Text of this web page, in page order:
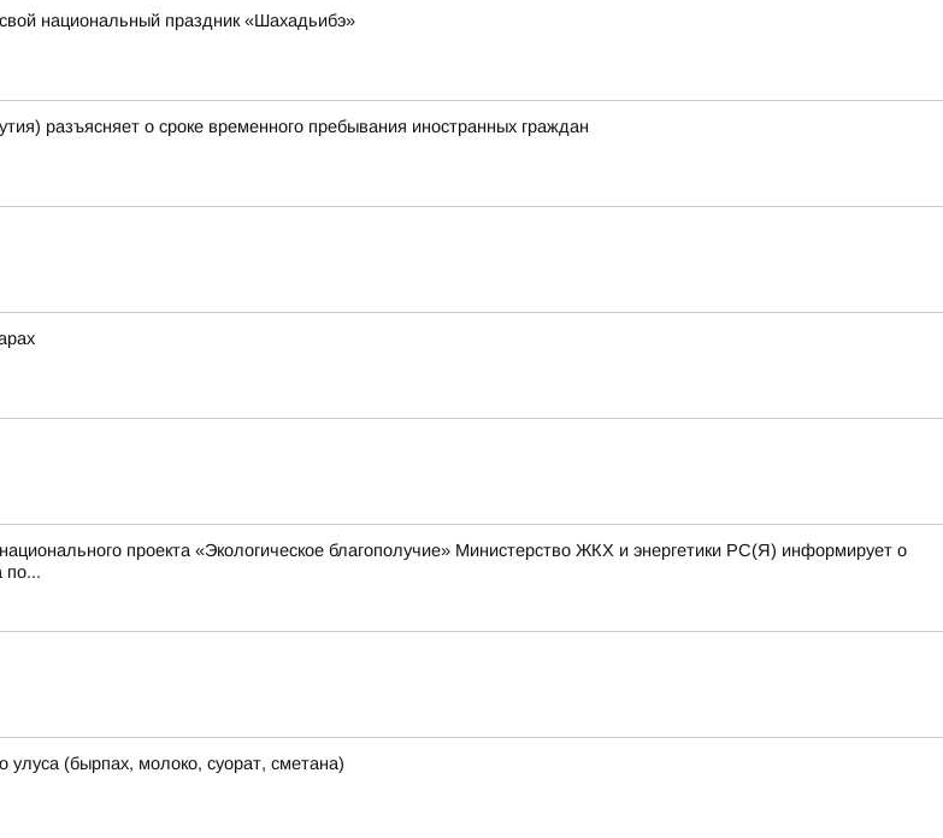
национальный праздник «Шахадьибэ»
разъясняет о сроке временного пребывания иностранных граждан
проекта «Экологическое благополучие» Министерство ЖКХ и энергетики РС(Я) информирует о
по...
улуса (бырпах, молоко, суорат, сметана)